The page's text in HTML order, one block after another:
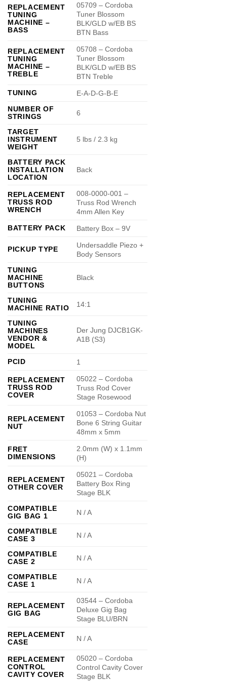
REPLACEMENT
TUNING
MACHINE –
BASS
05709 – Cordoba
Tuner Blossom
BLK/GLD w/EB BS
BTN Bass
REPLACEMENT
TUNING
MACHINE –
TREBLE
05708 – Cordoba
Tuner Blossom
BLK/GLD w/EB BS
BTN Treble
TUNING
E-A-D-G-B-E
NUMBER OF
STRINGS
6
TARGET
INSTRUMENT
WEIGHT
5 lbs / 2.3 kg
BATTERY PACK
INSTALLATION
LOCATION
Back
REPLACEMENT
TRUSS ROD
WRENCH
008-0000-001 –
Truss Rod Wrench
4mm Allen Key
BATTERY PACK
Battery Box – 9V
PICKUP TYPE
Undersaddle Piezo +
Body Sensors
TUNING
MACHINE
BUTTONS
Black
TUNING
MACHINE RATIO
14:1
TUNING
MACHINES
VENDOR &
MODEL
Der Jung DJCB1GK-
A1B (S3)
PCID 1
REPLACEMENT
TRUSS ROD
COVER
05022 – Cordoba
Truss Rod Cover
Stage Rosewood
REPLACEMENT
NUT
01053 – Cordoba Nut
Bone 6 String Guitar
48mm x 5mm
FRET
DIMENSIONS
2.0mm (W) x 1.1mm
(H)
REPLACEMENT
OTHER COVER
05021 – Cordoba
Battery Box Ring
Stage BLK
COMPATIBLE
GIG BAG 1
N / A
COMPATIBLE
CASE 3
N / A
COMPATIBLE
CASE 2
N / A
COMPATIBLE
CASE 1
N / A
REPLACEMENT
GIG BAG
03544 – Cordoba
Deluxe Gig Bag
Stage BLU/BRN
REPLACEMENT
CASE
N / A
REPLACEMENT
CONTROL
CAVITY COVER
05020 – Cordoba
Control Cavity Cover
Stage BLK